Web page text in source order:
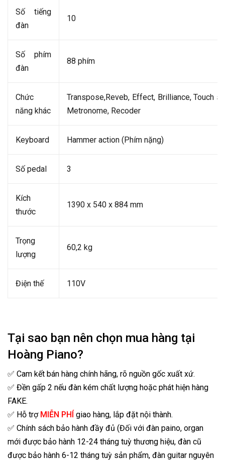
Số tiếng
đàn
10
Số phím
đàn
88 phím
Chức
năng khác
Transpose,Reveb, Effect, Brilliance, Touch
Metronome, Recoder
Keyboard Hammer action (Phím nặng)
Số pedal 3
Kích
thước
1390 x 540 x 884 mm
Trọng
lượng
60,2 kg
Điện thế 110V
Tại sao bạn nên chọn mua hàng tại
Hoàng Piano?
✅ Cam kết bán hàng chính hãng, rõ nguồn gốc xuất xứ.
✅ Đền gấp 2 nếu đàn kém chất lượng hoặc phát hiện hàng
FAKE.
✅ Hỗ trợ MIỄN PHÍ giao hàng, lắp đặt nội thành.
✅ Chính sách bảo hành đầy đủ (Đối với đàn paino, organ
mới được bảo hành 12-24 tháng tuỳ thương hiệu, đàn cũ
được bảo hành 6-12 tháng tuỳ sản phẩm, đàn guitar nguyên